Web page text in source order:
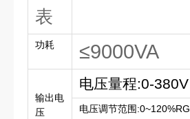
表
功耗 ≤9000VA
输出电
压
电压量程:0-380V
电压调节范围:0~120%RG